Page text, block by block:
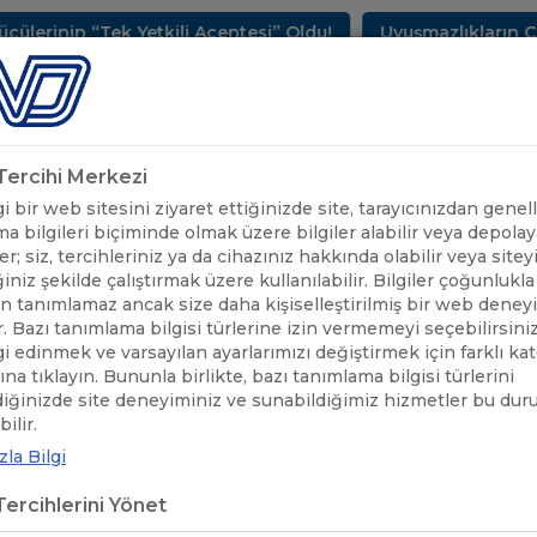
Oldu! Uyuşmazlıkların Çözüm Merkezi TOBBUYUM
SEKTÖREL BİLGİLER UND YAYINLARI
UND'DEN HABERLER / BÜYÜKELÇİ TANJU BİLGİÇ, TRANSRUSSİA
TANJU BİLGİÇ,
Merkezi
bir web sitesini ziyaret ettiğinizde site, tarayıcınızdan
bilgileri biçiminde olmak üzere bilgiler alabilir veya
siz, tercihleriniz ya da cihazınız hakkında olabilir veya siteyi
şekilde çalıştırmak üzere kullanılabilir. Bilgiler
tanımlamaz ancak size daha kişiselleştirilmiş bir web
Bazı tanımlama bilgisi türlerine izin vermemeyi
edinmek ve varsayılan ayarlarımızı değiştirmek için farklı
tıklayın. Bununla birlikte, bazı tanımlama bilgisi türlerini
site deneyiminiz ve sunabildiğimiz hizmetler bu
Bilgi
Yönet